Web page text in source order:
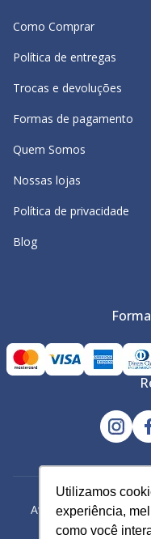
Utilizamos
experiência,
como você
Utilizamos
experiência,
como você
Como Comprar
Política de entregas
Trocas e devoluções
Formas de pagamento
Quem Somos
Nossas lojas
Política de privacidade
Blog
Avacy Distribuidora e